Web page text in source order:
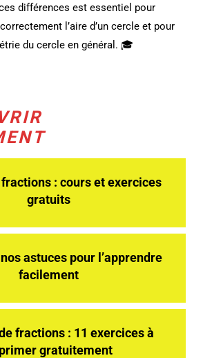
différences est essentiel pour
l’aire d’un cercle et pour
du cercle en général. 🎓
: cours et exercices
gratuits
astuces pour l’apprendre
facilement
fractions : 11 exercices à
gratuitement